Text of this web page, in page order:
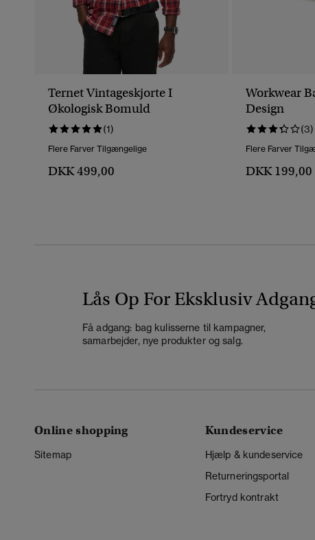
Ternet Vintageskjorte I
Økologisk Bomuld
(1)
Flere Farver Tilgængelige
DKK 499,00
Workwear
Design
(3)
Flere Farver
DKK 199,00
Lås Op For Eksklusiv
Få adgang: bag kulisserne til kampagner,
samarbejder, nye produkter og salg.
Online shopping
Sitemap
Kundeservice
Hjælp & kundeservice
Returneringsportal
Fortryd kontrakt